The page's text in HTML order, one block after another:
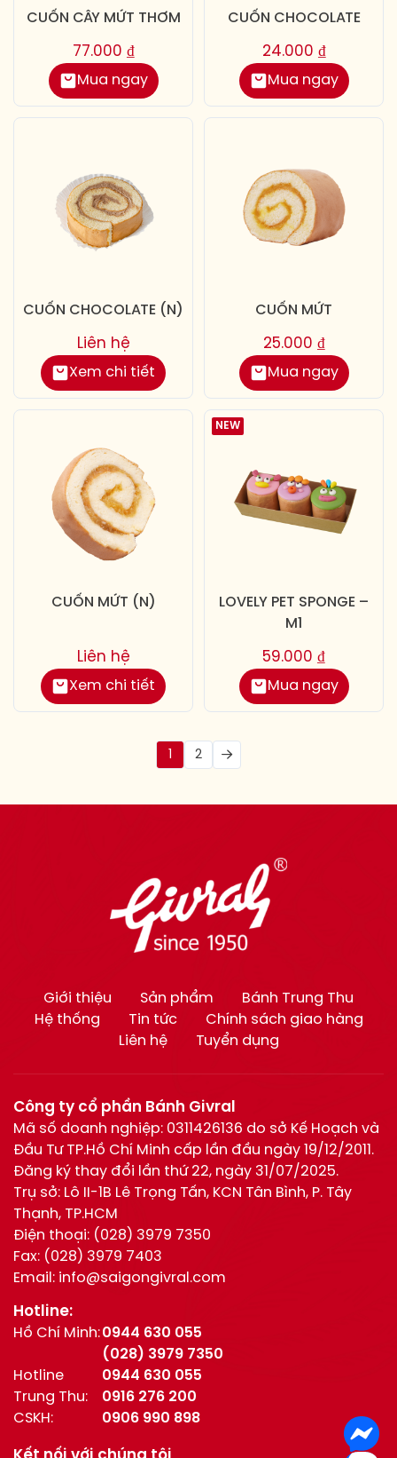
CUỐN CÂY MỨT THƠM
Mua ngay
77.000 ₫
CUỐN CHOCOLATE
Mua ngay
24.000 ₫
CUỐN CHOCOLATE (N)
Xem chi tiết
Liên hệ
CUỐN MỨT
Mua ngay
25.000 ₫
CUỐN MỨT (N)
Xem chi tiết
Liên hệ
NEW
LOVELY PET SPONGE –
M1
Mua ngay
59.000 ₫
1 2
Giới thiệu Sản phẩm
Bánh Trung Thu
Hệ thống
Tin tức
Chính sách giao hàng
Liên hệ
Tuyển dụng
Công ty cổ phần Bánh Givral
Mã số doanh nghiệp: 0311426136 do sở Kế Hoạch và
Đầu Tư TP.Hồ Chí Minh cấp lần đầu ngày 19/12/2011.
Đăng ký thay đổi lần thứ 22, ngày 31/07/2025.
Trụ sở: Lô II-1B Lê Trọng Tấn, KCN Tân Bình, P. Tây
Thạnh, TP.HCM
Điện thoại: (028) 3979 7350
Fax: (028) 3979 7403
Email: info@saigongivral.com
Hotline:
Hồ Chí Minh:0944 630 055
(028) 3979 7350
Hotline
Trung Thu:
0944 630 055
0916 276 200
CSKH:
0906 990 898